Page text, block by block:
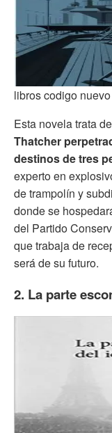
libros codigo nuevo
Esta novela trata de
Thatcher
destinos de tres
experto en
de trampolín y
donde se
del Partido
que trabaja de
será de su futuro.
2. La parte